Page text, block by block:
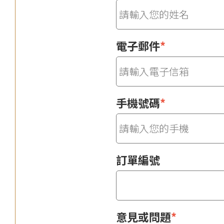
電子郵件*
手機號碼*
訂單編號
意見或問題*